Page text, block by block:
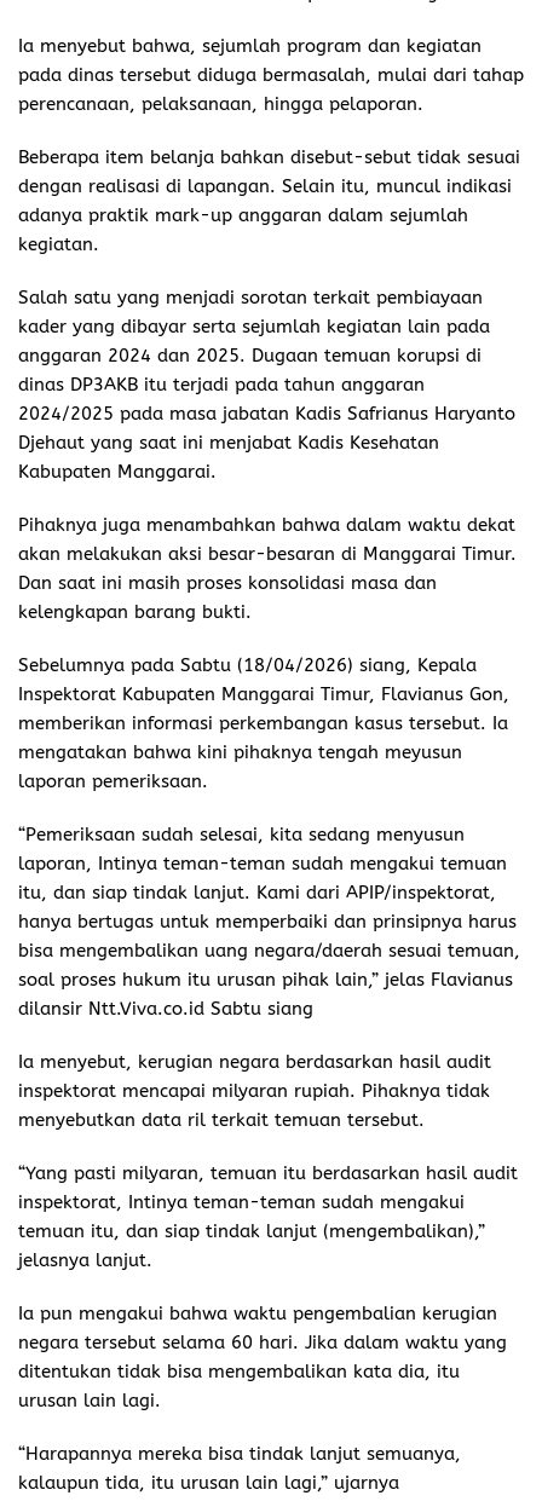
Ia menyebut bahwa, sejumlah program dan kegiatan
pada dinas tersebut diduga bermasalah, mulai dari tahap
perencanaan, pelaksanaan, hingga pelaporan.
Beberapa item belanja bahkan disebut-sebut tidak sesuai
dengan realisasi di lapangan. Selain itu, muncul indikasi
adanya praktik mark-up anggaran dalam sejumlah
kegiatan.
Salah satu yang menjadi sorotan terkait pembiayaan
kader yang dibayar serta sejumlah kegiatan lain pada
anggaran 2024 dan 2025. Dugaan temuan korupsi di
dinas DP3AKB itu terjadi pada tahun anggaran
2024/2025 pada masa jabatan Kadis Safrianus Haryanto
Djehaut yang saat ini menjabat Kadis Kesehatan
Kabupaten Manggarai.
Pihaknya juga menambahkan bahwa dalam waktu dekat
akan melakukan aksi besar-besaran di Manggarai Timur.
Dan saat ini masih proses konsolidasi masa dan
kelengkapan barang bukti.
Sebelumnya pada Sabtu (18/04/2026) siang, Kepala
Inspektorat Kabupaten Manggarai Timur, Flavianus Gon,
memberikan informasi perkembangan kasus tersebut. Ia
mengatakan bahwa kini pihaknya tengah meyusun
laporan pemeriksaan.
“Pemeriksaan sudah selesai, kita sedang menyusun
laporan, Intinya teman-teman sudah mengakui temuan
itu, dan siap tindak lanjut. Kami dari APIP/inspektorat,
hanya bertugas untuk memperbaiki dan prinsipnya harus
bisa mengembalikan uang negara/daerah sesuai temuan,
soal proses hukum itu urusan pihak lain,” jelas Flavianus
dilansir Ntt.Viva.co.id Sabtu siang
Ia menyebut, kerugian negara berdasarkan hasil audit
inspektorat mencapai milyaran rupiah. Pihaknya tidak
menyebutkan data ril terkait temuan tersebut.
“Yang pasti milyaran, temuan itu berdasarkan hasil audit
inspektorat, Intinya teman-teman sudah mengakui
temuan itu, dan siap tindak lanjut (mengembalikan),”
jelasnya lanjut.
Ia pun mengakui bahwa waktu pengembalian kerugian
negara tersebut selama 60 hari. Jika dalam waktu yang
ditentukan tidak bisa mengembalikan kata dia, itu
urusan lain lagi.
“Harapannya mereka bisa tindak lanjut semuanya,
kalaupun tida, itu urusan lain lagi,” ujarnya